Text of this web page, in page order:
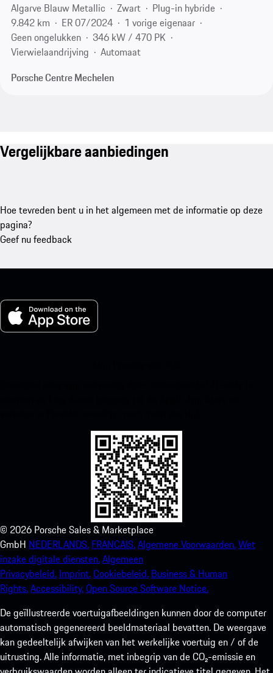
Algarve Blauw Metallic
Zwart
Plug-in hybride
9.842 km
ER 07/2024
1 vorige eigenaar
Geen ongelukken
346 kW / 470 PK
Vierwielaandrijving
Automaat
Porsche Centre Mechelen
Vergelijkbare aanbiedingen
Hoe tevreden bent u in het algemeen met de informatie op deze
pagina?
Geef nu feedback
© 2026 Porsche Sales & Marketplace
GmbH NEDERLANDS. FRANCAIS.Algemene Voorwaarden.Wet
inzake digitale diensten.Algemeen
Privacybeleid. Imprint.Cookiebeleid. Business & Human
Rights.Accessibility.Open Source Software Notice.
De geïllustreerde voertuigafbeeldingen kunnen door de computer
automatisch gegenereerd beeldmateriaal bevatten. De weergave
kan gedeeltelijk afwijken van het werkelijke voertuig en / of de
uitrusting. Alle informatie, met inbegrip van de CO₂-emissie en